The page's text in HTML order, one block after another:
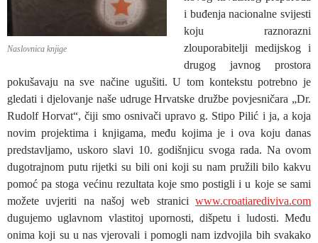
Naslovnica knjige
i buđenja nacionalne svijesti
koju raznorazni
zlouporabitelji medijskog i
drugog javnog prostora
pokušavaju na sve načine ugušiti. U tom kontekstu potrebno je
gledati i djelovanje naše udruge Hrvatske družbe povjesničara „Dr.
Rudolf Horvat“, čiji smo osnivači upravo g. Stipo Pilić i ja, a koja
novim projektima i knjigama, među kojima je i ova koju danas
predstavljamo, uskoro slavi 10. godišnjicu svoga rada. Na ovom
dugotrajnom putu rijetki su bili oni koji su nam pružili bilo kakvu
pomoć pa stoga većinu rezultata koje smo postigli i u koje se sami
možete uvjeriti na našoj web stranici www.croatiarediviva.com
dugujemo uglavnom vlastitoj upornosti, dišpetu i ludosti. Među
onima koji su u nas vjerovali i pomogli nam izdvojila bih svakako